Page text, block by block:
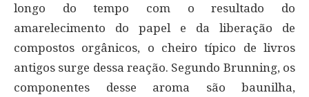
longo do tempo com o resultado do
amarelecimento do papel e da liberação de
compostos orgânicos, o cheiro típico de livros
antigos surge dessa reação. Segundo Brunning, os
componentes desse aroma são baunilha,